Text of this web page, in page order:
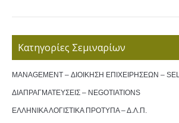
Κατηγορίες Σεμιναρίων
MANAGEMENT – ΔΙΟΙΚΗΣΗ ΕΠΙΧΕΙΡΗΣΕΩΝ –
ΔΙΑΠΡΑΓΜΑΤΕΥΣΕΙΣ – NEGOTIATIONS
ΕΛΛΗΝΙΚΑ ΛΟΓΙΣΤΙΚΑ ΠΡΟΤΥΠΑ – Δ.Λ.Π.